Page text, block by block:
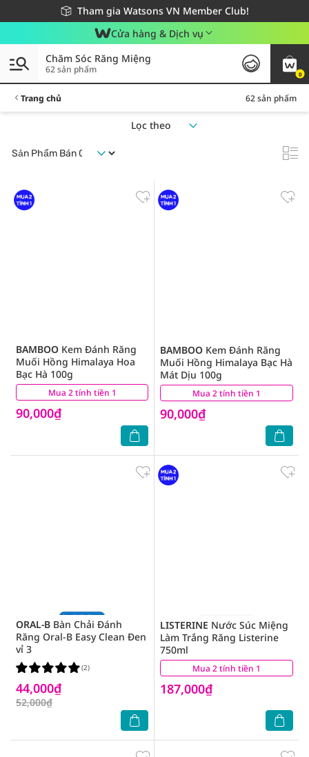
Tham gia Watsons VN Member Club!
Miễn phí giao hàng cho đơn hàng từ 249,000Đ
Giao hàng nhanh 24h - Áp dụng khu vực TP. Hồ Chí Minh
Cửa hàng & Dịch vụ
0
Chăm Sóc Răng Miệng
62 sản phẩm
Trang chủ 62 sản phẩm
Lọc theo
Mua 2 tính tiền 1
BAMBOO Kem Đánh Răng
Muối Hồng Himalaya Hoa
Bạc Hà 100g
90,000₫
(6) Mua 2 tính tiền 1
BAMBOO Kem Đánh Răng
Muối Hồng Himalaya Bạc Hà
Mát Dịu 100g
90,000₫
(3)
ORAL-B Bàn Chải Đánh
Răng Oral-B Easy Clean Đen
vỉ 3
44,000₫
52,000₫
(2) Mua 2 tính tiền 1
LISTERINE Nước Súc Miệng
Làm Trắng Răng Listerine
750ml
187,000₫
(8)